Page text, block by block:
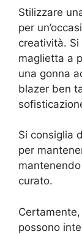
Stilizzare
per
creatività.
maglietta a
una gonna
blazer ben
Si consiglia
per
curato.
possono